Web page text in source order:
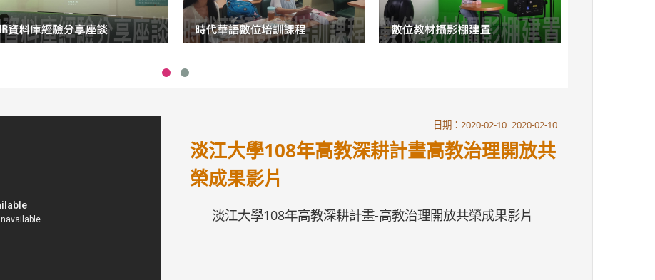
日期：2020-02-10~2020-02-10
淡江大學108年高教深耕計畫高教治理開放共
榮成果影片
淡江大學108年高教深耕計畫-高教治理開放共榮成果影片